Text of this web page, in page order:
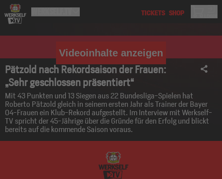
Videoinhalte anzeigen
Pätzold nach Rekordsaison der Frauen:
„Sehr geschlossen präsentiert“
Mit 43 Punkten und 13 Siegen aus 22 Bundesliga-Spielen hat
Roberto Pätzold gleich in seinem ersten Jahr als Trainer der Bayer
04-Frauen ein Klub-Rekord aufgestellt. Im Interview mit Werkself-
TV spricht der 45-Jährige über die Gründe für den Erfolg und blickt
bereits auf die kommende Saison voraus.